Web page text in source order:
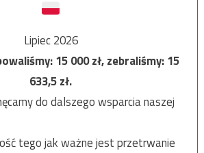
Lipiec 2026
15 000zł, zebraliśmy:15
633,5zł.
do dalszego wsparcia naszej
tego jak ważne jest przetrwanie